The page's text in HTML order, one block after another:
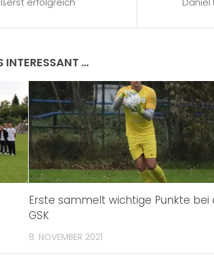
INTERESSANT …
Erste sammelt wichtige Punkte bei
GSK
8. NOVEMBER 2021